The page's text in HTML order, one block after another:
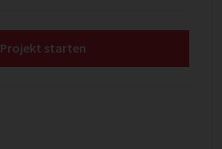
Projekt starten